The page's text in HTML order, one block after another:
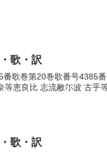
歌・訳
歌巻第20巻歌番号4385
恵良比 志流敝尓波 古乎
歌・訳